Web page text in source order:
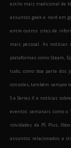
estilo mais tradicional de
assuntos geek e nerd em
entre outros sites de
mais pessoal. As notícias
plataformas como Steam,
tudo, como boa parte dos
consoles, também sempre
S e Series X e notícias
eventos semanais como o
novidades da PS Plus,
assuntos relacionados a